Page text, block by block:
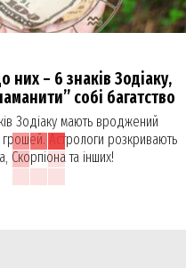
них – 6 знаків Зодіаку,
собі багатство
Зодіаку мають вроджений
Астрологи розкривають
Скорпіона та інших!